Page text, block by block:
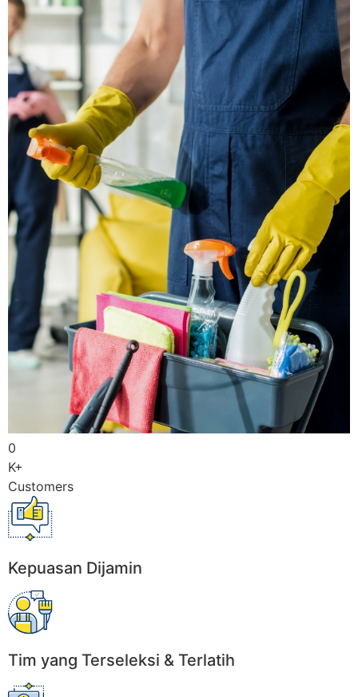
0
K+
Customers
Kepuasan Dijamin
Tim yang Terseleksi & Terlatih